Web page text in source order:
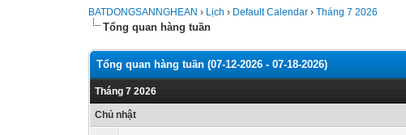
BATDONGSANNGHEAN › Lịch › Default Calendar ›Tháng 7 2026
Tổng quan hàng tuần
Tổng quan hàng tuần (07-12-2026 - 07-18-2026)
Tháng 7 2026
Chủ nhật